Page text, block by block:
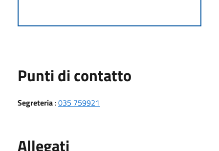
Punti di contatto
Segreteria :035 759921
Allegati